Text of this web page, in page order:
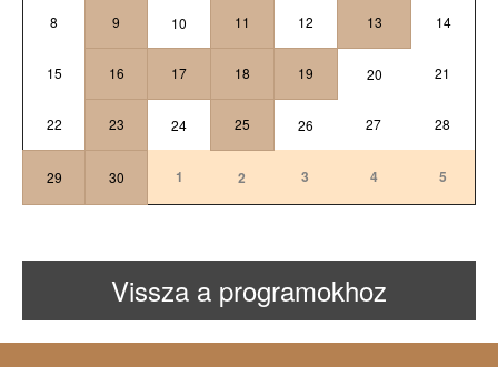
8 9 10 11 12 13 14
15 16 17 18 19 20 21
22 23 24 25 26 27 28
29 30 1 2 3 4 5
Vissza a programokhoz